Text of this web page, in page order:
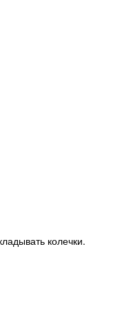
колечки.